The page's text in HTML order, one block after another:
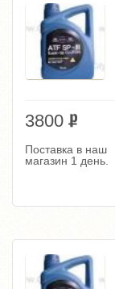
3800
Поставка в наш
магазин 1 день.